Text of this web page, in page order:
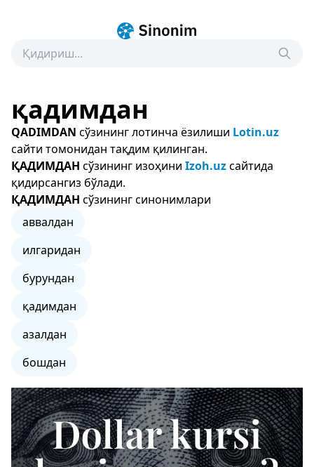
қадимдан
QADIMDAN сўзининг лотинча ёзилиши Lotin.uz
сайти томонидан тақдим қилинган.
ҚАДИМДАН сўзининг изоҳини Izoh.uzсайтида
қидирсангиз бўлади.
ҚАДИМДАН сўзининг синонимлари
аввалдан
илгаридан
бурундан
қадимдан
азалдан
бошдан